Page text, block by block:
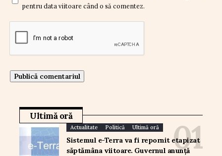
pentru data viitoare când o să comentez.
Ultimă oră
Actualitate Politică Ultimă oră
Sistemul e-Terra va fi repornit etapizat
săptămâna viitoare. Guvernul anunță